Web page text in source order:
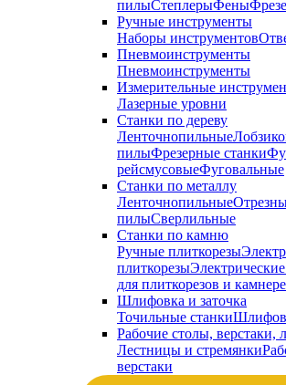
пилыСтеплерыФены
Ручные инструменты
Наборы инструментов
Пневмоинструменты
Пневмоинструменты
Измерительные
Лазерные уровни
Станки по дереву
Ленточнопильные
пилыФрезерные станки
рейсмусовыеФуговальные
Станки по металлу
Ленточнопильные
пилыСверлильные
Станки по камню
Ручные плиткорезы
плиткорезы
для плиткорезов и
Шлифовка и заточка
Точильные станки
Рабочие столы, верстаки,
Лестницы и стремянки
верстаки